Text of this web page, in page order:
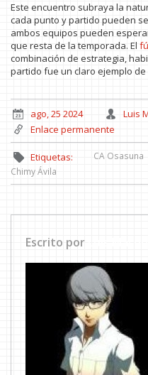
Este encuentro subraya la
cada punto y partido pueden
ambos equipos pueden
que resta de la temporada. El
combinación de estrategia,
partido fue un claro ejemplo de
ago, 25 2024 Luis
Enlace permanente
Etiquetas: CA Osasuna
Chimy Ávila
Escrito por